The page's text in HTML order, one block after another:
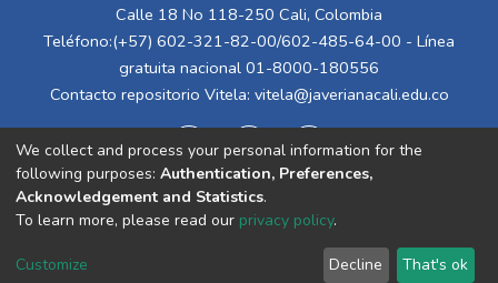
Calle 18 No 118-250 Cali, Colombia
Teléfono:(+57) 602-321-82-00/602-485-64-00 - Línea
gratuita nacional 01-8000-180556
Contacto repositorio Vitela: vitela@javerianacali.edu.co
Cookie
End User
Send
We collect and process your personal information for the
following purposes: Authentication, Preferences,
Acknowledgement and Statistics.
To learn more, please read our privacy policy.
Customize Decline That's ok